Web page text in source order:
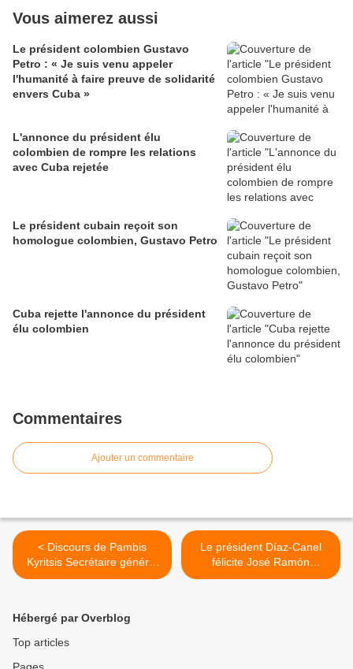
Vous aimerez aussi
Le président colombien Gustavo
Petro : « Je suis venu appeler
l'humanité à faire preuve de solidarité
envers Cuba »
L'annonce du président élu
colombien de rompre les relations
avec Cuba rejetée
Le président cubain reçoit son
homologue colombien, Gustavo Petro
Cuba rejette l'annonce du président
élu colombien
Commentaires
Ajouter un commentaire
< Discours de Pambis
Kyritsis Secrétaire général
de la FSM 80e anniversaire
Le président Díaz-Canel
félicite José Ramón
Machado Ventura pour son
Hébergé par Overblog
Top articles